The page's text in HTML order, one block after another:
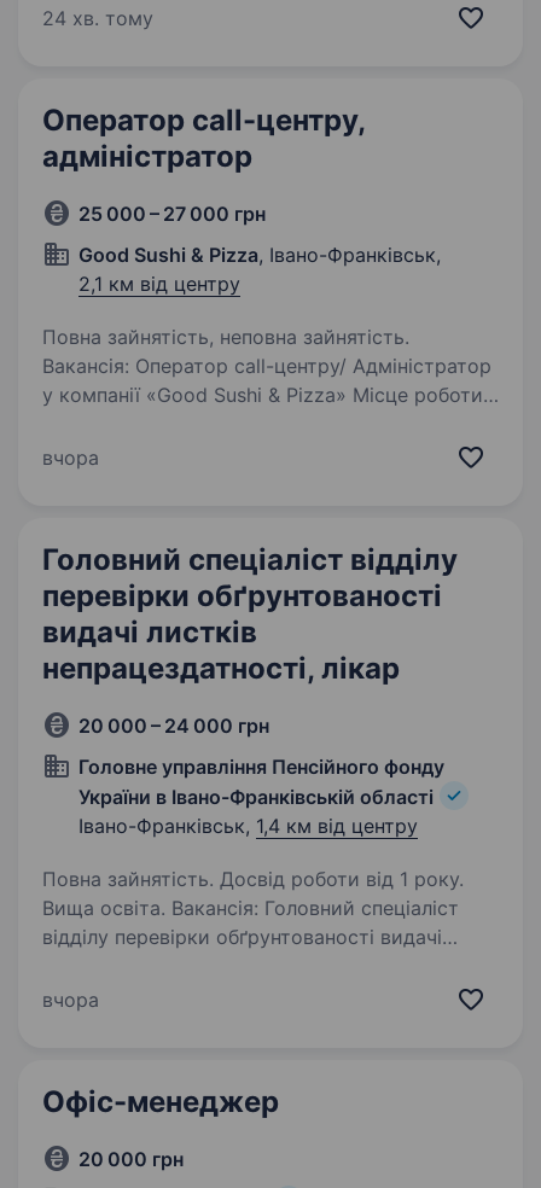
як надійний фінансовий партнер для клієнтів.
24 хв. тому
Оператор call-центру,
адміністратор
25 000 – 27 000 грн
Good Sushi & Pizza, Івано-Франківськ,
2,1 км від центру
Повна зайнятість, неповна зайнятість.
Вакансія: Оператор call-центру/ Адміністратор
у компанії «Good Sushi & Pizza» Місце роботи:
та обробка замовлень по телефону
вчора
Головний спеціаліст відділу
перевірки обґрунтованості
видачі листків
непрацездатності, лікар
20 000 – 24 000 грн
Головне управління Пенсійного фонду
України в Івано-Франківській області
Івано-Франківськ, 1,4 км від центру
Повна зайнятість. Досвід роботи від 1 року.
Вища освіта. Вакансія: Головний спеціаліст
відділу перевірки обґрунтованості видачі
контрольно-перевірочної роботи (тимчасово,
вчора
Офіс-менеджер
20 000 грн